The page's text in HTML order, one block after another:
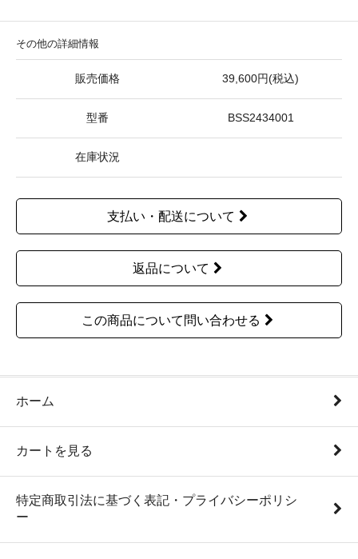
その他の詳細情報
販売価格 39,600円(税込)
型番 BSS2434001
在庫状況
支払い・配送について
返品について
この商品について問い合わせる
ホーム
カートを見る
特定商取引法に基づく表記・プライバシーポリシ
ー